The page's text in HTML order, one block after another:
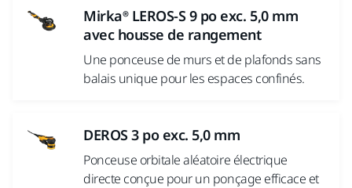
Mirka® LEROS-S 9 po exc. 5,0 mm
avec housse de rangement
Une ponceuse de murs et de plafonds sans
balais unique pour les espaces confinés.
DEROS 3 po exc. 5,0 mm
Ponceuse orbitale aléatoire électrique
directe conçue pour un ponçage efficace et